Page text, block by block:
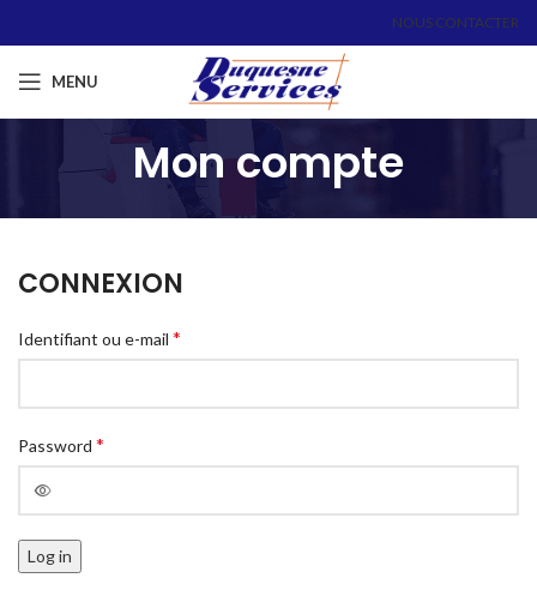
NOUS CONTACTER
MENU
Mon compte
CONNEXION
Identifiant ou e-mail *
Password *
Log in